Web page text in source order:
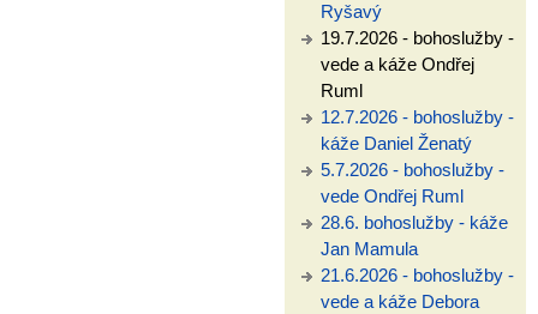
Ryšavý
19.7.2026 - bohoslužby -
vede a káže Ondřej
Ruml
12.7.2026 - bohoslužby -
káže Daniel Ženatý
5.7.2026 - bohoslužby -
vede Ondřej Ruml
28.6. bohoslužby - káže
Jan Mamula
21.6.2026 - bohoslužby -
vede a káže Debora